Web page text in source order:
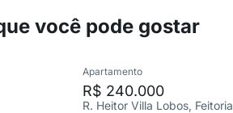
você pode gostar
Apartamento
R$ 240.000
R. Heitor Villa Lobos, Feitoria